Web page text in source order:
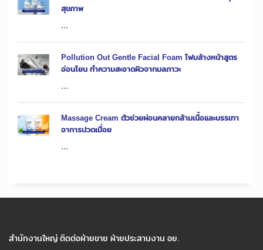
สุขภาพ
...
Pollution Out Gentle Facial Foam โฟมล้างหน้าสูตร
อ่อนโยน ทำความสะอาดผิวจากมลภาวะ
...
Massage Cream ตัวช่วยผ่อนคลายกล้ามเนื้อและบรรเทา
อาการปวดเมื่อย
...
สำนักงานใหญ่ ติดต่อฝ่ายขาย ฝ่ายประสานงาน อย.